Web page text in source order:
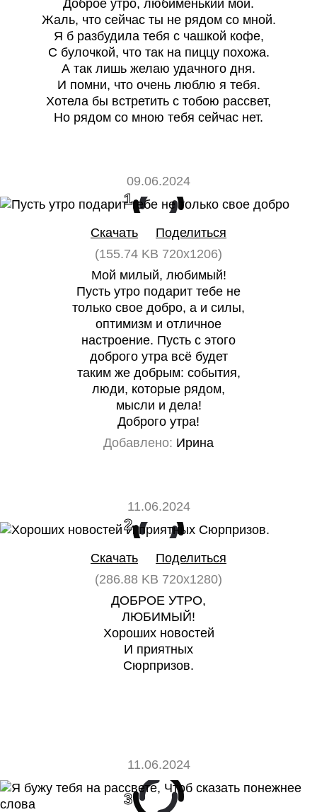
Доброе утро, любименький мой.
Жаль, что сейчас ты не рядом со мной.
Я б разбудила тебя с чашкой кофе,
С булочкой, что так на пиццу похожа.
А так лишь желаю удачного дня.
И помни, что очень люблю я тебя.
Хотела бы встретить с тобою рассвет,
Но рядом со мною тебя сейчас нет.
09.06.2024
1 0
Скачать
Поделиться
(155.74 KB 720x1206)
Мой милый, любимый!
Пусть утро подарит тебе не
только свое добро, а и силы,
оптимизм и отличное
настроение. Пусть с этого
доброго утра всё будет
таким же добрым: события,
люди, которые рядом,
мысли и дела!
Доброго утра!
Добавлено: Ирина
11.06.2024
2 0
Скачать
Поделиться
(286.88 KB 720x1280)
ДОБРОЕ УТРО,
ЛЮБИМЫЙ!
Хороших новостей
И приятных
Сюрпризов.
11.06.2024
3